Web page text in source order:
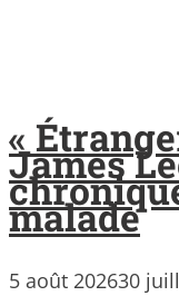
«
James
malade
5 août 202630